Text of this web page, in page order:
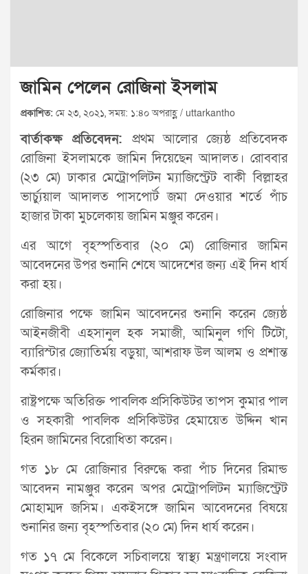
জামিন পেলেন রোজিনা ইসলাম
প্রকাশিত: মে ২৩, ২০২১, সময়: ১:৪০ অপরাহ্ণ / uttarkantho
বার্তাকক্ষ প্রতিবেদন: প্রথম আলোর জ্যেষ্ঠ প্রতিবেদক
রোজিনা ইসলামকে জামিন দিয়েছেন আদালত। রোববার
(২৩ মে) ঢাকার মেট্রোপলিটন ম্যাজিস্ট্রেট বাকী বিল্লাহর
ভার্চ্যুয়াল আদালত পাসপোর্ট জমা দেওয়ার শর্তে পাঁচ
হাজার টাকা মুচলেকায় জামিন মঞ্জুর করেন।
এর আগে বৃহস্পতিবার (২০ মে) রোজিনার জামিন
আবেদনের উপর শুনানি শেষে আদেশের জন্য এই দিন ধার্য
করা হয়।
রোজিনার পক্ষে জামিন আবেদনের শুনানি করেন জ্যেষ্ঠ
আইনজীবী এহসানুল হক সমাজী, আমিনুল গণি টিটো,
ব্যারিস্টার জ্যোতির্ময় বড়ুয়া, আশরাফ উল আলম ও প্রশান্ত
কর্মকার।
রাষ্ট্রপক্ষে অতিরিক্ত পাবলিক প্রসিকিউটর তাপস কুমার পাল
ও সহকারী পাবলিক প্রসিকিউটর হেমায়েত উদ্দিন খান
হিরন জামিনের বিরোধিতা করেন।
গত ১৮ মে রোজিনার বিরুদ্ধে করা পাঁচ দিনের রিমান্ড
আবেদন নামঞ্জুর করেন অপর মেট্রোপলিটন ম্যাজিস্ট্রেট
মোহাম্মদ জসিম। একইসঙ্গে জামিন আবেদনের বিষয়ে
শুনানির জন্য বৃহস্পতিবার (২০ মে) দিন ধার্য করেন।
গত ১৭ মে বিকেলে সচিবালয়ে স্বাস্থ্য মন্ত্রণালয়ে সংবাদ